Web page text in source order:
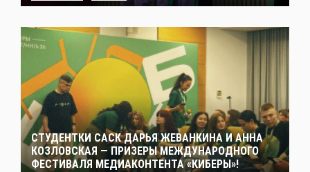
СТУДЕНТКИ САСК ДАРЬЯ ЖЕВАНКИНА И АННА
КОЗЛОВСКАЯ — ПРИЗЕРЫ МЕЖДУНАРОДНОГО
ФЕСТИВАЛЯ МЕДИАКОНТЕНТА «КИБЕРЫ»!